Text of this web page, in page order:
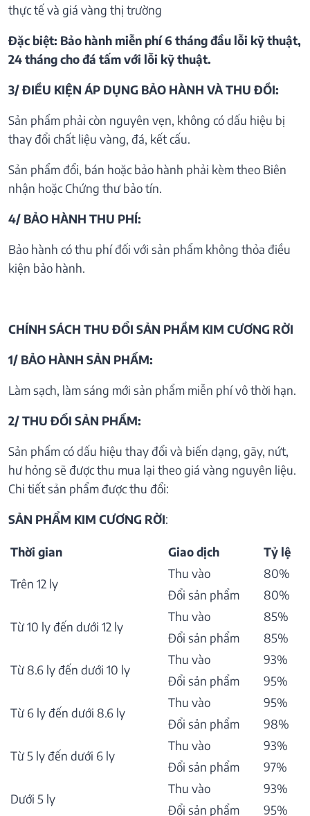
thực tế và giá vàng thị trường
Đặc biệt: Bảo hành miễn phí 6 tháng đầu lỗi kỹ thuật,
24 tháng cho đá tấm với lỗi kỹ thuật.
3/ ĐIỀU KIỆN ÁP DỤNG BẢO HÀNH VÀ THU ĐỒI:
Sản phẩm phải còn nguyên vẹn, không có dấu hiệu bị
thay đổi chất liệu vàng, đá, kết cấu.
Sản phẩm đổi, bán hoặc bảo hành phải kèm theo Biên
nhận hoặc Chứng thư bảo tín.
4/ BẢO HÀNH THU PHÍ:
Bảo hành có thu phí đối với sản phẩm không thỏa điều
kiện bảo hành.
CHÍNH SÁCH THU ĐỔI SẢN PHẦM KIM CƯƠNG RỜI
1/ BẢO HÀNH SẢN PHẨM:
Làm sạch, làm sáng mới sản phẩm miễn phí vô thời hạn.
2/ THU ĐỔI SẢN PHẨM:
Sản phẩm có dấu hiệu thay đổi và biến dạng, gãy, nứt,
hư hỏng sẽ được thu mua lại theo giá vàng nguyên liệu.
Chi tiết sản phẩm được thu đổi:
SẢN PHẨM KIM CƯƠNG RỜI:
Thời gian Giao dịch Tỷ lệ
Trên 12 ly
Thu vào
80%
Đổi sản phẩm
80%
Từ 10 ly đến dưới 12 ly
Thu vào
85%
Đổi sản phẩm
85%
Từ 8.6 ly đến dưới 10 ly
Thu vào
93%
Đổi sản phẩm
95%
Từ 6 ly đến dưới 8.6 ly
Thu vào
95%
Đổi sản phẩm
98%
Từ 5 ly đến dưới 6 ly
Thu vào
93%
Đổi sản phẩm
97%
Dưới 5 ly
Thu vào
93%
Đổi sản phẩm
95%